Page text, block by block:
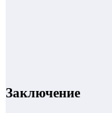
Заключение